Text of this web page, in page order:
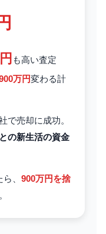
も高い査定
万円変わる計
で売却に成功。
の新生活の資金
、 900万円を捨